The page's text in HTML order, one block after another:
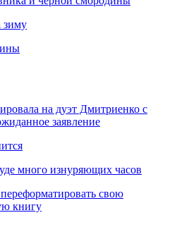
зиму
на дуэт Дмитриенко с
заявление
много изнуряющих часов
свою
книгу